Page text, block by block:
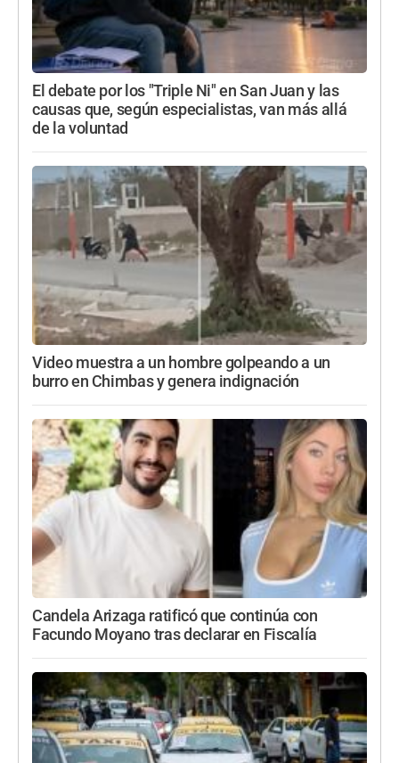
El debate por los "Triple Ni" en San Juan y las
causas que, según especialistas, van más allá
de la voluntad
Video muestra a un hombre golpeando a un
burro en Chimbas y genera indignación
Candela Arizaga ratificó que continúa con
Facundo Moyano tras declarar en Fiscalía